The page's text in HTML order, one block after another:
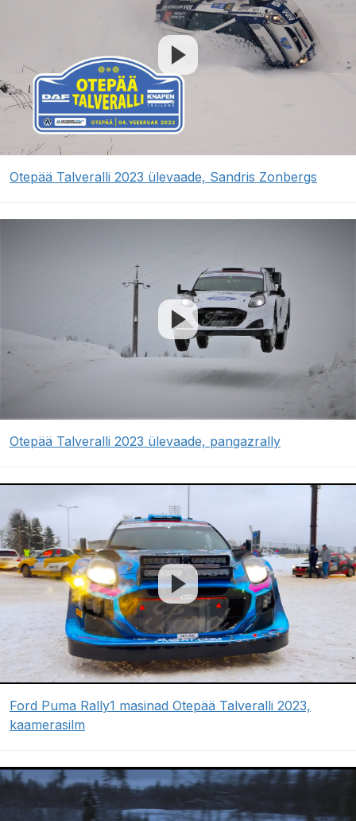
Otepää Talveralli 2023 ülevaade, Sandris Zonbergs
Otepää Talveralli 2023 ülevaade, pangazrally
Ford Puma Rally1 masinad Otepää Talveralli 2023,
kaamerasilm